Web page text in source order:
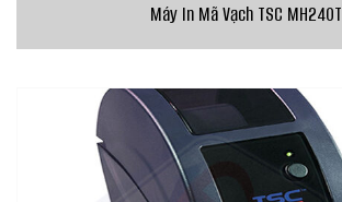
Máy In Mã Vạch TSC MH240T